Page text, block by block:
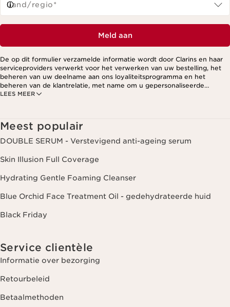
Land/regio*
Meld aan
LEES MEER
De op dit formulier verzamelde informatie wordt door Clarins en haar
serviceproviders verwerkt voor het verwerken van uw bestelling, het
beheren van uw deelname aan ons loyaliteitsprogramma en het
beheren van de klantrelatie, met name om u gepersonaliseerde
aanbiedingen te kunnen sturen op basis van uw eerdere aankopen en
Meest populair
DOUBLE SERUM - Verstevigend anti-ageing serum
Skin Illusion Full Coverage
Hydrating Gentle Foaming Cleanser
Blue Orchid Face Treatment Oil - gedehydrateerde huid
Black Friday
Service clientèle
Informatie over bezorging
Retourbeleid
Betaalmethoden